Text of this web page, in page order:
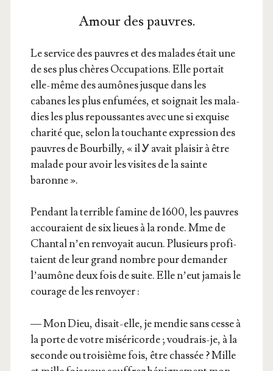
Amour des pauvres.
Le ser­vice des pauvres et des malades était une
de ses plus chères Occu­pa­tions. Elle por­tait
elle-même des aumônes jusque dans les
cabanes les plus enfu­mées, et soi­gnait les mala­
dies les plus repous­santes avec une si exquise
cha­ri­té que, selon la tou­chante expres­sion des
pauvres de Bour­billy, « il Ꭹ avait plai­sir à être
malade pour avoir les visites de la sainte
baronne ».
Pen­dant la ter­rible famine de 1600, les pauvres
accou­raient de six lieues à la ronde. Mme de
Chan­tal n’en ren­voyait aucun. Plu­sieurs pro­fi­
taient de leur grand nombre pour deman­der
l’au­mône deux fois de suite. Elle n’eut jamais le
cou­rage de les renvoyer :
— Mon Dieu, disait-elle, je men­die sans cesse à
la porte de votre misé­ri­corde ; vou­drais-je, à la
seconde ou troi­sième fois, être chas­sée ? Mille